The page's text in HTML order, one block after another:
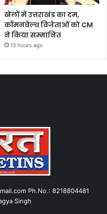
खेलों में उत्तराखंड का दम,
कॉमनवेल्थ विजेताओं को CM
ने किया सम्मानित
13 hours ago
Ph.No.: 8218804481
Singh